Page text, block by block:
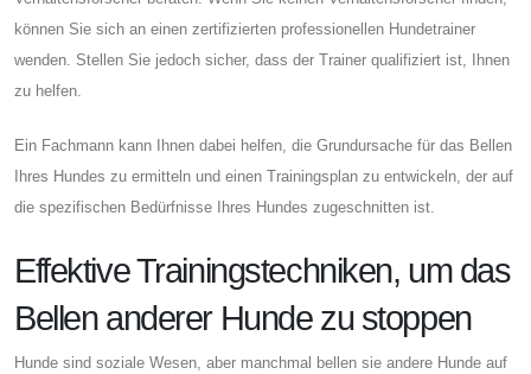
können Sie sich an einen zertifizierten professionellen Hundetrainer
wenden. Stellen Sie jedoch sicher, dass der Trainer qualifiziert ist, Ihnen
zu helfen.
Ein Fachmann kann Ihnen dabei helfen, die Grundursache für das Bellen
Ihres Hundes zu ermitteln und einen Trainingsplan zu entwickeln, der auf
die spezifischen Bedürfnisse Ihres Hundes zugeschnitten ist.
Effektive Trainingstechniken, um das
Bellen anderer Hunde zu stoppen
Hunde sind soziale Wesen, aber manchmal bellen sie andere Hunde auf